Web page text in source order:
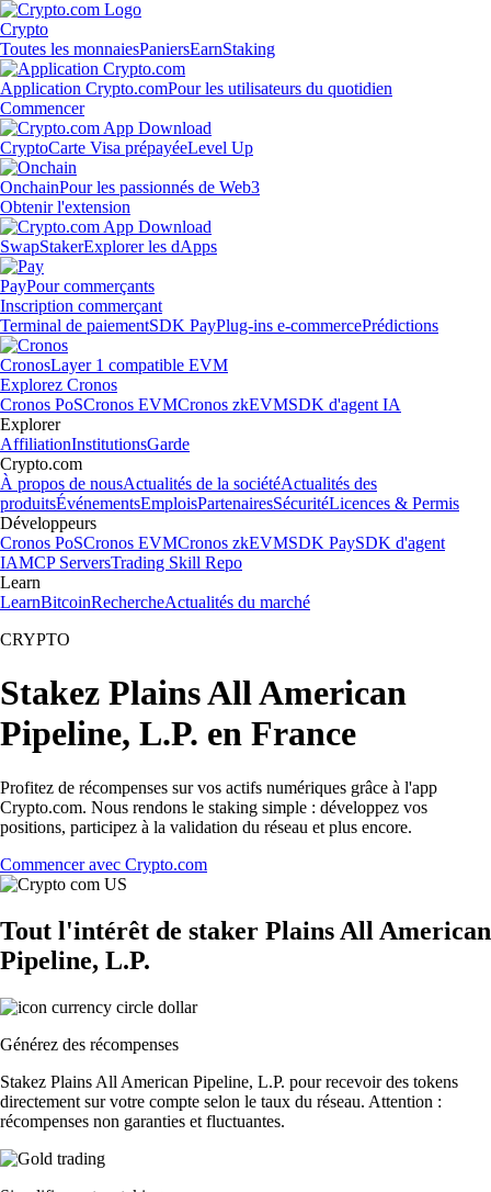
Crypto
Toutes les monnaiesPaniersEarnStaking
Application Crypto.comPour les utilisateurs du quotidien
Commencer
CryptoCarte Visa prépayéeLevel Up
OnchainPour les passionnés de Web3
Obtenir l'extension
SwapStakerExplorer les dApps
PayPour commerçants
Inscription commerçant
Terminal de paiementSDK PayPlug-ins e-commercePrédictions
CronosLayer 1 compatible EVM
Explorez Cronos
Cronos PoSCronos EVMCronos zkEVMSDK d'agent IA
Explorer
AffiliationInstitutionsGarde
Crypto.com
À propos de nousActualités de la sociétéActualités des
produitsÉvénementsEmploisPartenairesSécuritéLicences & Permis
Développeurs
Cronos PoSCronos EVMCronos zkEVMSDK PaySDK d'agent
IAMCP ServersTrading Skill Repo
Learn
LearnBitcoinRechercheActualités du marché
CRYPTO
Stakez Plains All American
Pipeline, L.P. en France
Profitez de récompenses sur vos actifs numériques grâce à l'app
Crypto.com. Nous rendons le staking simple : développez vos
positions, participez à la validation du réseau et plus encore.
Commencer avec Crypto.com
Tout l'intérêt de staker Plains All American
Pipeline, L.P.
Générez des récompenses
Stakez Plains All American Pipeline, L.P. pour recevoir des tokens
directement sur votre compte selon le taux du réseau. Attention :
récompenses non garanties et fluctuantes.